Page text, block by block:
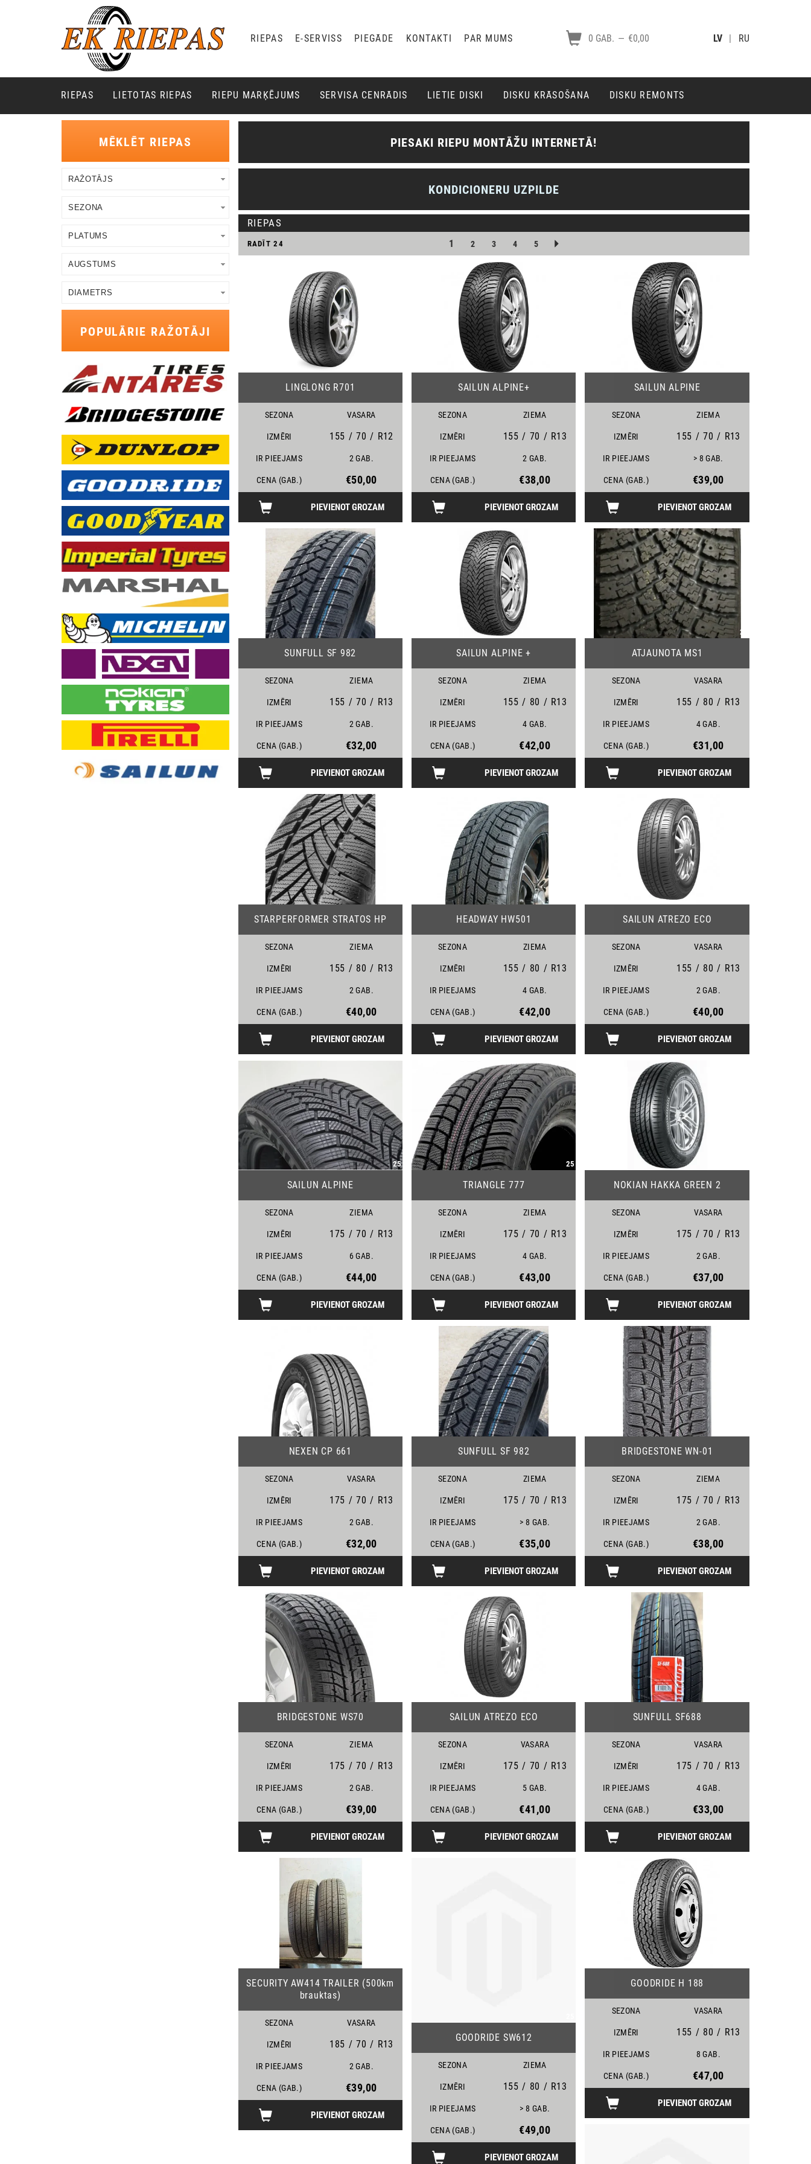
RIEPAS E-SERVISS PIEGĀDE KONTAKTI PAR MUMS 0 GAB. — €0,00 LV RU
RIEPAS LIETOTAS RIEPAS RIEPU MARĶĒJUMS SERVISA CENRĀDIS LIETIE DISKI DISKU KRĀSOŠANA DISKU REMONTS
MĒKLĒT RIEPAS
POPULĀRIE RAŽOTĀJI
PIESAKI RIEPU MONTĀŽU INTERNETĀ!
KONDICIONERU UZPILDE
RIEPAS
RADĪT24 1 2 3 4 5
LINGLONG R701
SEZONA VASARA
IZMĒRI 155 / 70 / R12
IR PIEEJAMS 2 GAB.
CENA (GAB.) €50,00
PIEVIENOT GROZAM
SAILUN ALPINE+
SEZONA ZIEMA
IZMĒRI 155 / 70 / R13
IR PIEEJAMS 2 GAB.
CENA (GAB.) €38,00
PIEVIENOT GROZAM
SAILUN ALPINE
SEZONA ZIEMA
IZMĒRI 155 / 70 / R13
IR PIEEJAMS > 8 GAB.
CENA (GAB.) €39,00
PIEVIENOT GROZAM
SUNFULL SF 982
SEZONA ZIEMA
IZMĒRI 155 / 70 / R13
IR PIEEJAMS 2 GAB.
CENA (GAB.) €32,00
PIEVIENOT GROZAM
SAILUN ALPINE +
SEZONA ZIEMA
IZMĒRI 155 / 80 / R13
IR PIEEJAMS 4 GAB.
CENA (GAB.) €42,00
PIEVIENOT GROZAM
22
ATJAUNOTA MS1
SEZONA VASARA
IZMĒRI 155 / 80 / R13
IR PIEEJAMS 4 GAB.
CENA (GAB.) €31,00
PIEVIENOT GROZAM
STARPERFORMER STRATOS HP
SEZONA ZIEMA
IZMĒRI 155 / 80 / R13
IR PIEEJAMS 2 GAB.
CENA (GAB.) €40,00
PIEVIENOT GROZAM
HEADWAY HW501
SEZONA ZIEMA
IZMĒRI 155 / 80 / R13
IR PIEEJAMS 4 GAB.
CENA (GAB.) €42,00
PIEVIENOT GROZAM
SAILUN ATREZO ECO
SEZONA VASARA
IZMĒRI 155 / 80 / R13
IR PIEEJAMS 2 GAB.
CENA (GAB.) €40,00
PIEVIENOT GROZAM
25
SAILUN ALPINE
SEZONA ZIEMA
IZMĒRI 175 / 70 / R13
IR PIEEJAMS 6 GAB.
CENA (GAB.) €44,00
PIEVIENOT GROZAM
25
TRIANGLE 777
SEZONA ZIEMA
IZMĒRI 175 / 70 / R13
IR PIEEJAMS 4 GAB.
CENA (GAB.) €43,00
PIEVIENOT GROZAM
NOKIAN HAKKA GREEN 2
SEZONA VASARA
IZMĒRI 175 / 70 / R13
IR PIEEJAMS 2 GAB.
CENA (GAB.) €37,00
PIEVIENOT GROZAM
NEXEN CP 661
SEZONA VASARA
IZMĒRI 175 / 70 / R13
IR PIEEJAMS 2 GAB.
CENA (GAB.) €32,00
PIEVIENOT GROZAM
SUNFULL SF 982
SEZONA ZIEMA
IZMĒRI 175 / 70 / R13
IR PIEEJAMS > 8 GAB.
CENA (GAB.) €35,00
PIEVIENOT GROZAM
BRIDGESTONE WN-01
SEZONA ZIEMA
IZMĒRI 175 / 70 / R13
IR PIEEJAMS 2 GAB.
CENA (GAB.) €38,00
PIEVIENOT GROZAM
BRIDGESTONE WS70
SEZONA ZIEMA
IZMĒRI 175 / 70 / R13
IR PIEEJAMS 2 GAB.
CENA (GAB.) €39,00
PIEVIENOT GROZAM
SAILUN ATREZO ECO
SEZONA VASARA
IZMĒRI 175 / 70 / R13
IR PIEEJAMS 5 GAB.
CENA (GAB.) €41,00
PIEVIENOT GROZAM
SUNFULL SF688
SEZONA VASARA
IZMĒRI 175 / 70 / R13
IR PIEEJAMS 4 GAB.
CENA (GAB.) €33,00
PIEVIENOT GROZAM
SECURITY AW414 TRAILER (500km
brauktas)
SEZONA VASARA
IZMĒRI 185 / 70 / R13
IR PIEEJAMS 2 GAB.
CENA (GAB.) €39,00
PIEVIENOT GROZAM
GOODRIDE SW612
SEZONA ZIEMA
IZMĒRI 155 / 80 / R13
IR PIEEJAMS > 8 GAB.
CENA (GAB.) €49,00
PIEVIENOT GROZAM
GOODRIDE H 188
SEZONA VASARA
IZMĒRI 155 / 80 / R13
IR PIEEJAMS 8 GAB.
CENA (GAB.) €47,00
PIEVIENOT GROZAM